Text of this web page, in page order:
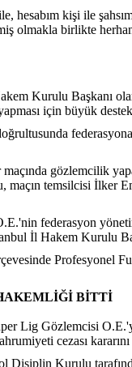
kişi ile
olmakla birlikte
Kurulu Başkanı
için büyük
gözlemcilik
temsilcisi İlker
federasyon
İl Hakem Kurulu
Profesyonel
BİTTİ
Lig Gözlemcisi
cezası
Disiplin Kurulu